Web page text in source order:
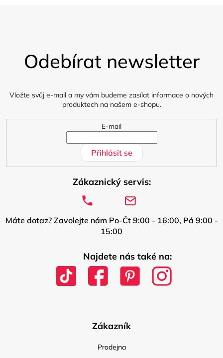
Odebírat newsletter
Vložte svůj e-mail a my vám budeme zasílat informace o nových
produktech na našem e-shopu.
E-mail
Přihlásit se
Zákaznický servis:
Máte dotaz? Zavolejte nám Po-Čt 9:00 - 16:00, Pá 9:00 -
15:00
Najdete nás také na:
Zákazník
Prodejna